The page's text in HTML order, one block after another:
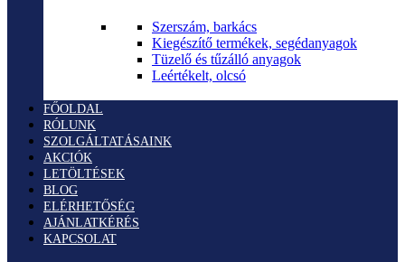
Szerszám, barkács
Kiegészítő termékek, segédanyagok
Tüzelő és tűzálló anyagok
Leértékelt, olcsó
FŐOLDAL
RÓLUNK
SZOLGÁLTATÁSAINK
AKCIÓK
LETÖLTÉSEK
BLOG
ELÉRHETŐSÉG
AJÁNLATKÉRÉS
KAPCSOLAT